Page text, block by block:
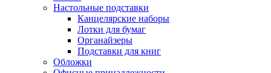
Настольные подставки
Канцелярские наборы
Лотки для бумаг
Органайзеры
Подставки для книг
Обложки